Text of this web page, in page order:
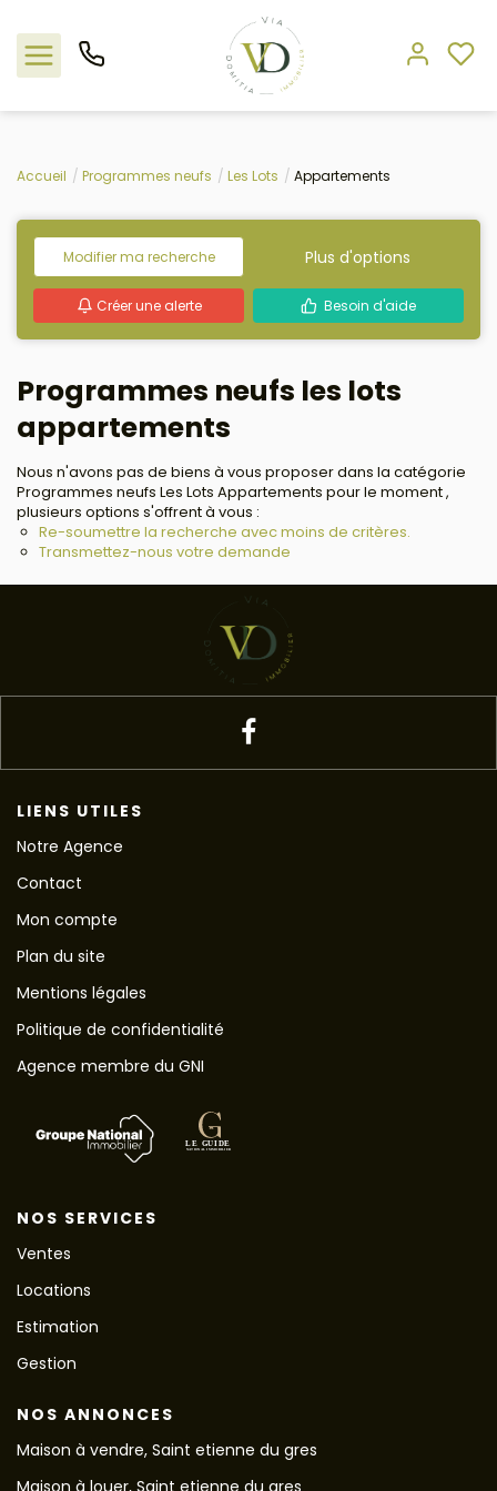
Nos offres
L'agence
Rejoindre le groupement
Estimation
Avis clients
Accueil Programmes neufs Les Lots Appartements
Modifier ma recherche Plus d'options
Créer une alerte Besoin d'aide
Programmes neufs les lots
appartements
Nous n'avons pas de biens à vous proposer dans la catégorie
Programmes neufs Les Lots Appartements pour le moment ,
plusieurs options s'offrent à vous :
Re-soumettre la recherche avec moins de critères.
Transmettez-nous votre demande
LIENS UTILES
Notre Agence
Contact
Mon compte
Plan du site
Mentions légales
Politique de confidentialité
Agence membre du GNI
NOS SERVICES
Ventes
Locations
Estimation
Gestion
NOS ANNONCES
Maison à vendre, Saint etienne du gres
Maison à louer, Saint etienne du gres